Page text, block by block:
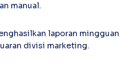
manual.
laporan mingguan
divisi marketing.